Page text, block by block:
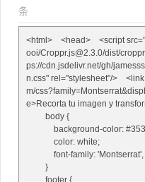
条